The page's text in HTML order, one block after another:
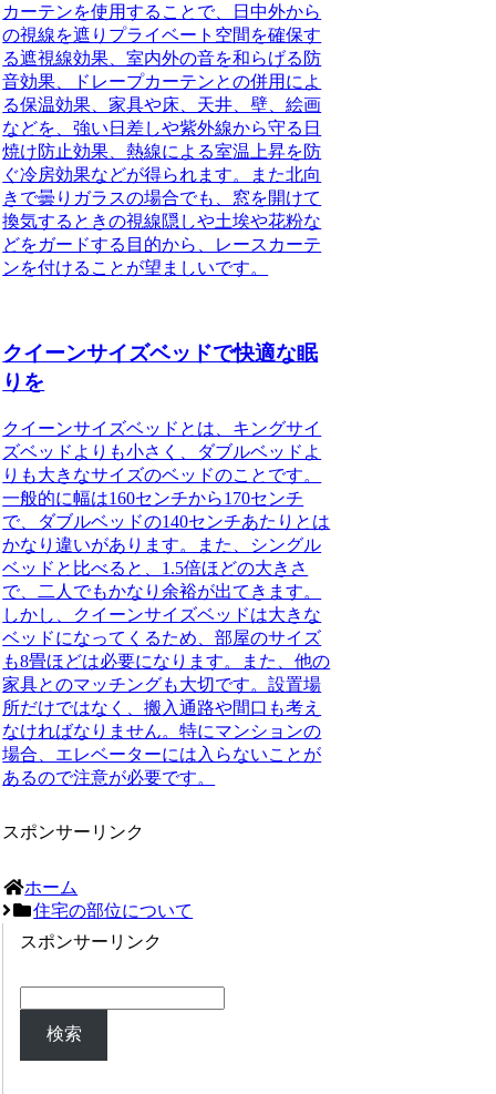
カーテンを使用することで、日中外から
の視線を遮りプライベート空間を確保す
る遮視線効果、室内外の音を和らげる防
音効果、ドレープカーテンとの併用によ
る保温効果、家具や床、天井、壁、絵画
などを、強い日差しや紫外線から守る日
焼け防止効果、熱線による室温上昇を防
ぐ冷房効果などが得られます。また北向
きで曇りガラスの場合でも、窓を開けて
換気するときの視線隠しや土埃や花粉な
どをガードする目的から、レースカーテ
ンを付けることが望ましいです。
クイーンサイズベッドで快適な眠
りを
クイーンサイズベッドとは、キングサイ
ズベッドよりも小さく、ダブルベッドよ
りも大きなサイズのベッドのことです。
一般的に幅は160センチから170センチ
で、ダブルベッドの140センチあたりとは
かなり違いがあります。また、シングル
ベッドと比べると、1.5倍ほどの大きさ
で、二人でもかなり余裕が出てきます。
しかし、クイーンサイズベッドは大きな
ベッドになってくるため、部屋のサイズ
も8畳ほどは必要になります。また、他の
家具とのマッチングも大切です。設置場
所だけではなく、搬入通路や間口も考え
なければなりません。特にマンションの
場合、エレベーターには入らないことが
あるので注意が必要です。
スポンサーリンク
ホーム
住宅の部位について
スポンサーリンク
検索